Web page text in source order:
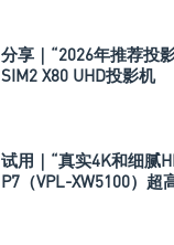
分享｜“2026年推荐投
SIM2 X80 UHD投影机
试用｜“真实4K和细腻
P7（VPL-XW5100）超